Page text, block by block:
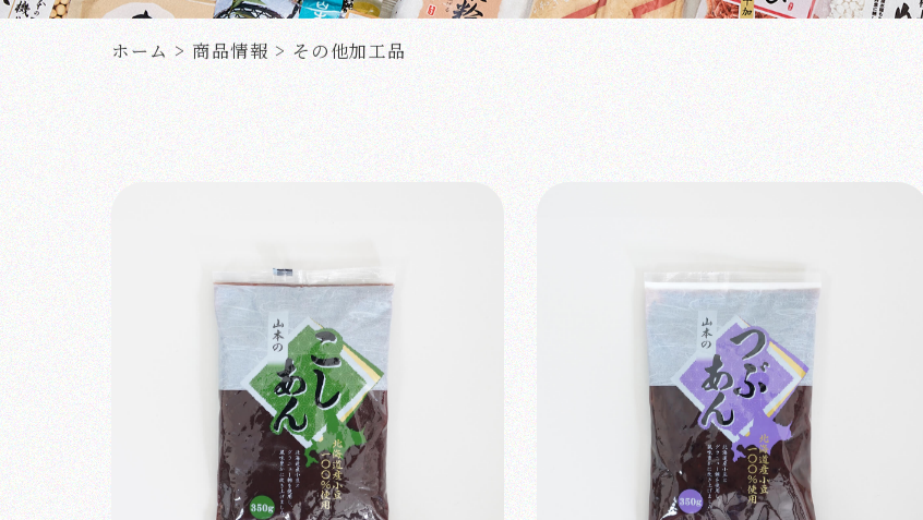
ホーム>商品情報 > その他加工品